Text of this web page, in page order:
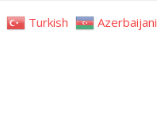
Turkish Azerbaijani